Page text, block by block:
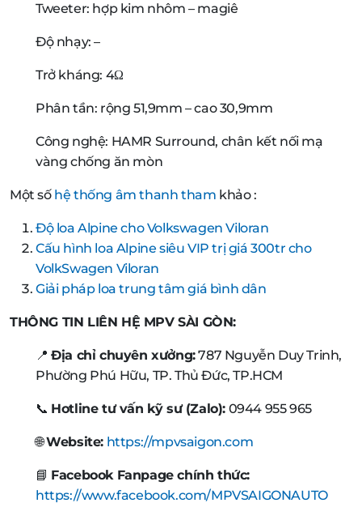
Tweeter: hợp kim nhôm – magiê
Độ nhạy: –
Trở kháng: 4Ω
Phân tần: rộng 51,9mm – cao 30,9mm
Công nghệ: HAMR Surround, chân kết nối mạ
vàng chống ăn mòn
Một số hệ thống âm thanh tham khảo :
Độ loa Alpine cho Volkswagen Viloran
Cấu hình loa Alpine siêu VIP trị giá 300tr cho
VolkSwagen Viloran
Giải pháp loa trung tâm giá bình dân
THÔNG TIN LIÊN HỆ MPV SÀI GÒN:
📍Địa chỉ chuyên xưởng:787 Nguyễn Duy Trinh,
Phường Phú Hữu, TP. Thủ Đức, TP.HCM
📞 Hotline tư vấn kỹ sư (Zalo): 0944 955 965
🌐Website: https://mpvsaigon.com
📘 Facebook Fanpage chính thức:
https://www.facebook.com/MPVSAIGONAUTO